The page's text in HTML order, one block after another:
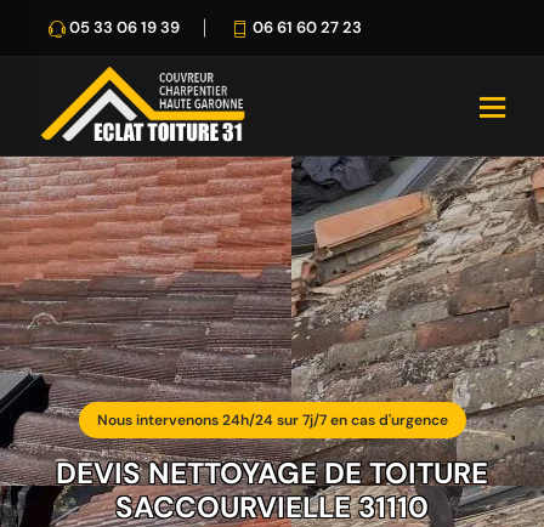
05 33 06 19 39 06 61 60 27 23
Nous intervenons 24h/24 sur 7j/7 en cas d'urgence
DEVIS NETTOYAGE DE TOITURE
SACCOURVIELLE 31110